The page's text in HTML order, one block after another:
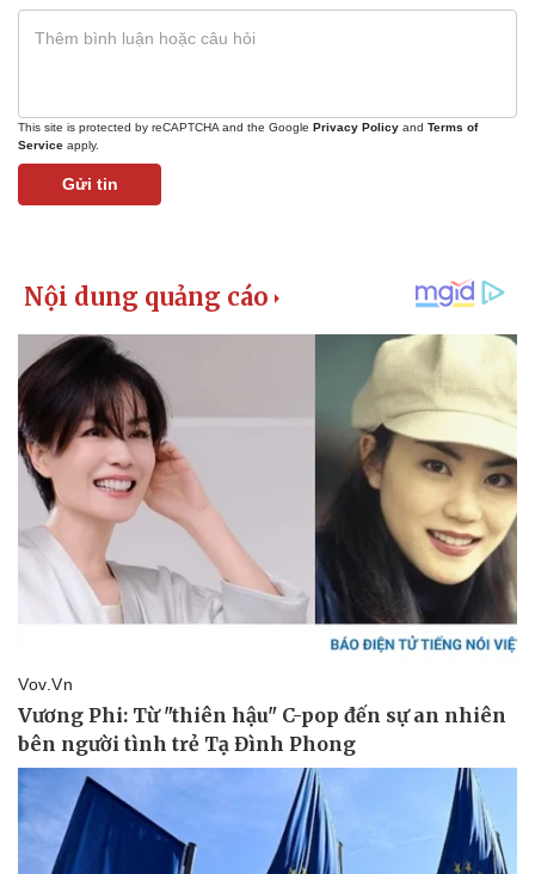
This site is protected by reCAPTCHA and the Google Privacy Policy and Terms of
Service apply.
Gửi tin